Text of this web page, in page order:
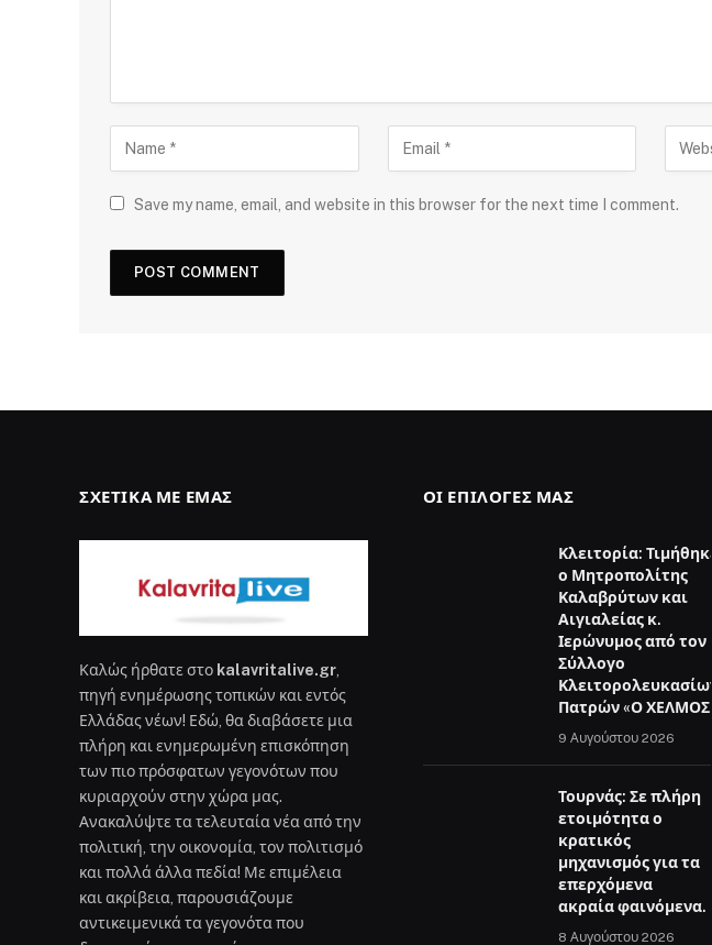
Save my name, email, and website in this browser for the next time I comment.
ΣΧΕΤΙΚΆ ΜΕ ΕΜΆΣ
Καλώς ήρθατε στο kalavritalive.gr
πηγή ενημέρωσης τοπικών και εντός
Ελλάδας νέων! Εδώ, θα διαβάσετε μια
πλήρη και ενημερωμένη επισκόπηση
των πιο πρόσφατων γεγονότων που
κυριαρχούν στην χώρα μας.
Ανακαλύψτε τα τελευταία νέα από την
πολιτική, την οικονομία, τον πολιτισμό
και πολλά άλλα πεδία! Με επιμέλεια
και ακρίβεια, παρουσιάζουμε
αντικειμενικά τα γεγονότα που
ΟΙ ΕΠΙΛΟΓΈΣ ΜΑΣ
Κλειτορία: Τιμήθηκε
ο Μητροπολίτης
Καλαβρύτων και
Αιγιαλείας κ.
Ιερώνυμος από τον
Σύλλογο
Κλειτορολευκασίων
Πατρών «Ο ΧΕΛΜΟΣ»
9 Αυγούστου 2026
Τουρνάς: Σε πλήρη
ετοιμότητα ο
κρατικός
μηχανισμός για τα
επερχόμενα
ακραία φαινόμενα.
8 Αυγούστου 2026